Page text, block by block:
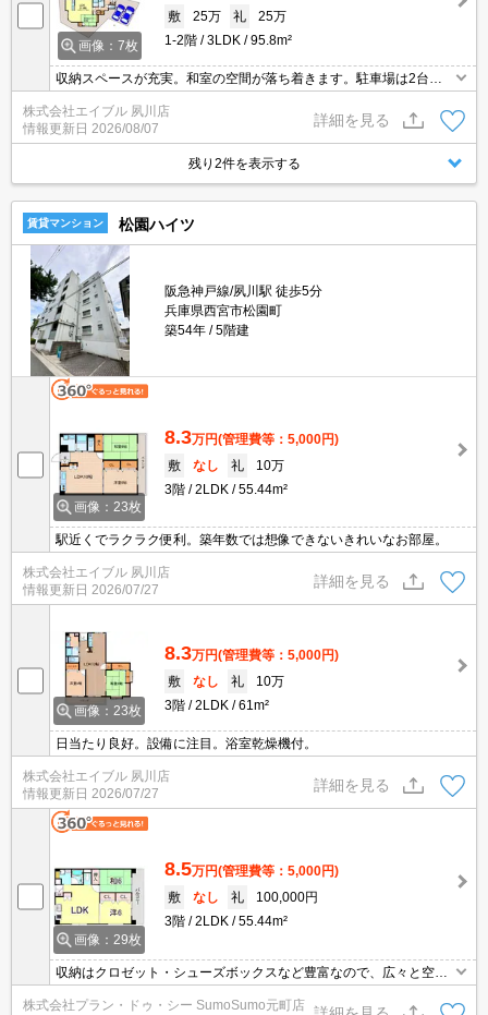
画像：7枚
敷
25万 礼
25万
1-2階
3LDK 95.8m²
収納スペースが充実。和室の空間が落ち着きます。駐車場は2台分
確保できますよ。緑豊かな環境。一戸建てをお望みのあなたへ。阪
急夙川駅のオススメ物件。カウンター式システムキッチン。
株式会社エイブル 夙川店
情報更新日 2026/08/07
詳細を見る
残り2件を表示する
賃貸マンション 松園ハイツ
阪急神戸線/夙川駅 徒歩5分
兵庫県西宮市松園町
築54年
5階建
画像：23枚
8.3万円(管理費等：5,000円)
敷
なし 礼
10万
3階
2LDK 55.44m²
駅近くでラクラク便利。築年数では想像できないきれいなお部屋。
株式会社エイブル 夙川店
情報更新日 2026/07/27
詳細を見る
画像：23枚
8.3万円(管理費等：5,000円)
敷
なし 礼
10万
3階
2LDK 61m²
日当たり良好。設備に注目。浴室乾燥機付。
株式会社エイブル 夙川店
情報更新日 2026/07/27
詳細を見る
画像：29枚
8.5万円(管理費等：5,000円)
敷
なし 礼
100,000円
3階
2LDK 55.44m²
収納はクロゼット・シューズボックスなど豊富なので、広々と空間
を利用することも可能です。室内設備は洗面化粧台・浴室乾燥機な
ど充実した設備を備え付けています。セキュリティ面は、TVインタ
株式会社プラン・ドゥ・シー SumoSumo元町店